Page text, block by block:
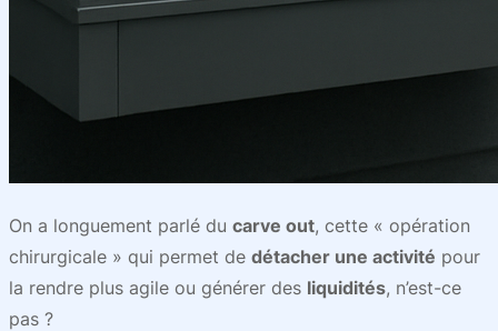
On a longuement parlé du carve out, cette « opération
chirurgicale » qui permet de détacher une activité pour
la rendre plus agile ou générer des liquidités, n’est-ce
pas ?